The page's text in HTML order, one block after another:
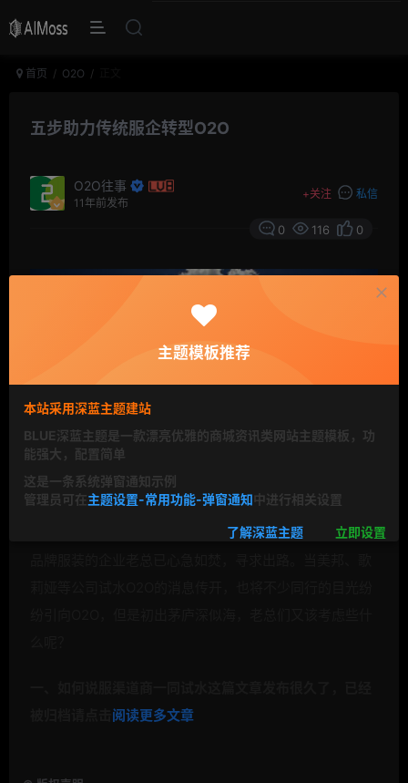
首页 O2O
五步助力传统服企转型O2O
O2O往事
11年前发布
+关注 私信
0 116 0
随着电商压力的袭来和消费者购物习惯的改变，一些传统
阅读更多文章
主题模板推荐
本站采用深蓝主题建站
BLUE深蓝主题是一款漂亮优雅的商城资讯类网站主题模板，功
能强大，配置简单
这是一条系统弹窗通知示例
管理员可在主题设置-常用功能-弹窗通知中进行相关设置
了解深蓝主题 立即设置